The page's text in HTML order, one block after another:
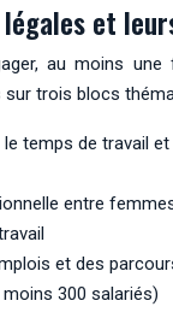
et
au moins
trois blocs
temps de travail
entre
et des
moins 300 salariés)